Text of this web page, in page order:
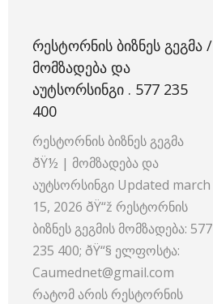
ᲠᲔᲡᲢᲝᲠᲜᲘᲡ ᲑᲘᲖᲜᲔᲡ ᲒᲔᲒᲛᲐ /
ᲛᲝᲛᲖᲐᲓᲔᲑᲐ ᲓᲐ
ᲐᲣᲢᲡᲝᲠᲡᲘᲜᲒᲘ . 577 235
400
რესტორნის ბიზნეს გეგმა
ðŸ½️ | მომზადება და
აუტსორსინგი Updated march
15, 2026 ðŸ“ž რესტორნის
ბიზნეს გეგმის მომზადება: 577
235 400; ðŸ“§ ელფოსტა:
Caumednet@gmail.com
რატომ არის რესტორნის